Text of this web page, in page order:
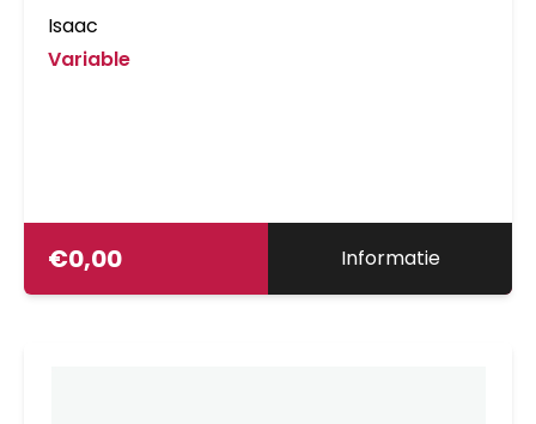
Isaac
Variable
€0,00 Informatie